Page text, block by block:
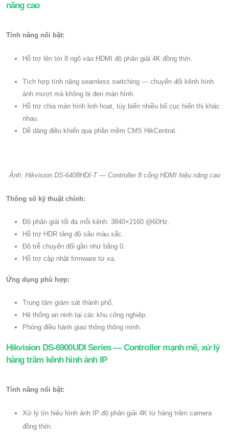
năng cao
​Tính năng nổi bật:
Hỗ trợ lên tới 8 ngõ vào HDMI độ phân giải 4K đồng thời.
Tích hợp tính năng seamless switching — chuyển đổi kênh hình
ảnh mượt mà không bị đen màn hình.
Hỗ trợ chia màn hình linh hoạt, tùy biến nhiều bố cục hiển thị khác
nhau.
Dễ dàng điều khiển qua phần mềm CMS HikCentral.
Ảnh: Hikvision DS-6408HDI-T — Controller 8 cổng HDMI hiệu năng cao​
Thông số kỹ thuật chính:
Độ phân giải tối đa mỗi kênh: 3840×2160 @60Hz.
Hỗ trợ HDR tăng độ sâu màu sắc.
Độ trễ chuyển đổi gần như bằng 0.
Hỗ trợ cập nhật firmware từ xa.
Ứng dụng phù hợp:
Trung tâm giám sát thành phố.
Hệ thống an ninh tại các khu công nghiệp.
Phòng điều hành giao thông thông minh.
Hikvision DS-6900UDI Series — Controller mạnh mẽ, xử lý
hàng trăm kênh hình ảnh IP
Tính năng nổi bật:
Xử lý tín hiệu hình ảnh IP độ phân giải 4K từ hàng trăm camera
đồng thời.